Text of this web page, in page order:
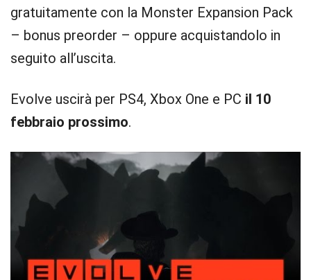
gratuitamente con la Monster Expansion Pack
– bonus preorder – oppure acquistandolo in
seguito all’uscita.
Evolve uscirà per PS4, Xbox One e PC il 10
febbraio prossimo.